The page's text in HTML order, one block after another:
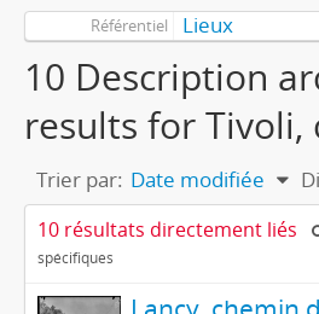
Référentiel Lieux
10 Description
results for Tivoli,
Trier par: Date modifiée
10 résultats directement liés
spécifiques